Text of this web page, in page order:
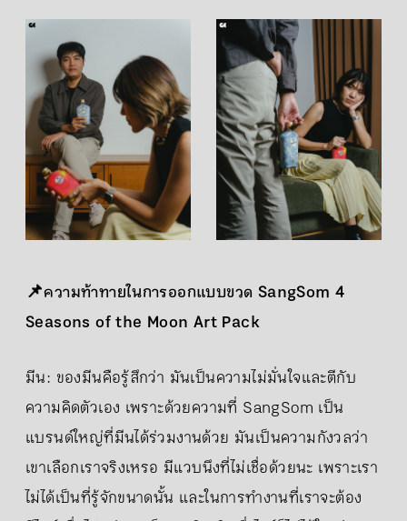
📌ความท้าทายในการออกแบบขวด SangSom 4
Seasons of the Moon Art Pack
มีน: ของมีนคือรู้สึกว่า มันเป็นความไม่มั่นใจและตีกับ
ความคิดตัวเอง เพราะด้วยความที่ SangSom เป็น
แบรนด์ใหญ่ที่มีนได้ร่วมงานด้วย มันเป็นความกังวลว่า
เขาเลือกเราจริงเหรอ มีแวบนึงที่ไม่เชื่อด้วยนะ เพราะเรา
ไม่ได้เป็นที่รู้จักขนาดนั้น และในการทำงานที่เราจะต้อง